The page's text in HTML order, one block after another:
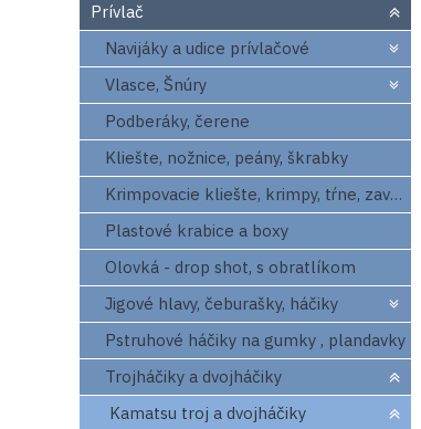
Prívlač
Navijáky a udice prívlačové
Vlasce, Šnúry
Podberáky, čerene
Kliešte, nožnice, peány, škrabky
Krimpovacie kliešte, krimpy, tŕne, zavrtaváky
Plastové krabice a boxy
Olovká - drop shot, s obratlíkom
Jigové hlavy, čeburašky, háčiky
Pstruhové háčiky na gumky , plandavky
Trojháčiky a dvojháčiky
Kamatsu troj a dvojháčiky